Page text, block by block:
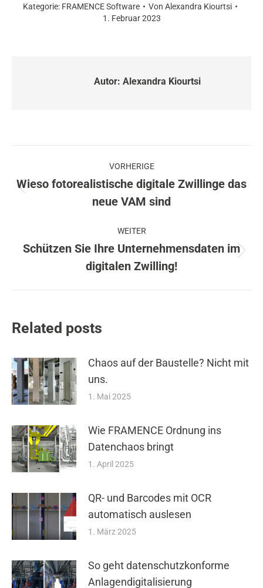
Kategorie: FRAMENCE Software Von Alexandra Kiourtsi
1. Februar 2023
Autor: Alexandra Kiourtsi
VORHERIGE
Vorheriger
Beitrag:
Wieso fotorealistische digitale Zwillinge das
neue VAM sind
WEITER
Beitrag:
Schützen Sie Ihre Unternehmensdaten im
digitalen Zwilling!
Related posts
Chaos auf der Baustelle? Nicht mit
uns.
1. Mai 2025
Wie FRAMENCE Ordnung ins
Datenchaos bringt
1. April 2025
QR- und Barcodes mit OCR
automatisch auslesen
1. März 2025
So geht datenschutzkonforme
Anlagendigitalisierung